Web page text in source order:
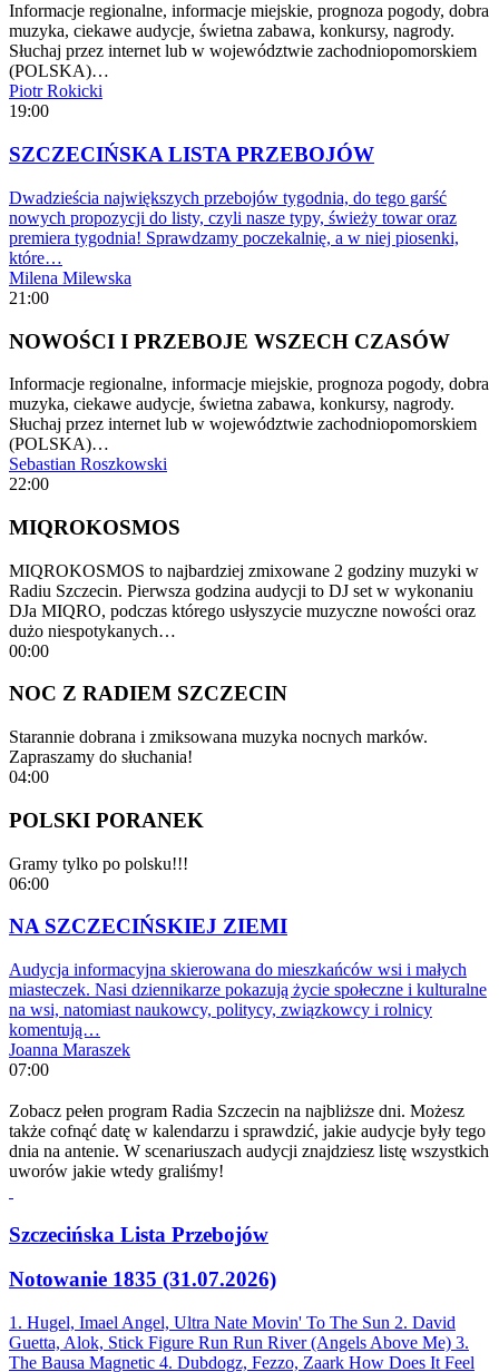
Informacje regionalne, informacje miejskie, prognoza pogody, dobra
muzyka, ciekawe audycje, świetna zabawa, konkursy, nagrody.
Słuchaj przez internet lub w województwie zachodniopomorskiem
(POLSKA)…
Piotr Rokicki
19:00
SZCZECIŃSKA LISTA PRZEBOJÓW
Dwadzieścia największych przebojów tygodnia, do tego garść
nowych propozycji do listy, czyli nasze typy, świeży towar oraz
premiera tygodnia! Sprawdzamy poczekalnię, a w niej piosenki,
które…
Milena Milewska
21:00
NOWOŚCI I PRZEBOJE WSZECH CZASÓW
Informacje regionalne, informacje miejskie, prognoza pogody, dobra
muzyka, ciekawe audycje, świetna zabawa, konkursy, nagrody.
Słuchaj przez internet lub w województwie zachodniopomorskiem
(POLSKA)…
Sebastian Roszkowski
22:00
MIQROKOSMOS
MIQROKOSMOS to najbardziej zmixowane 2 godziny muzyki w
Radiu Szczecin. Pierwsza godzina audycji to DJ set w wykonaniu
DJa MIQRO, podczas którego usłyszycie muzyczne nowości oraz
dużo niespotykanych…
00:00
NOC Z RADIEM SZCZECIN
Starannie dobrana i zmiksowana muzyka nocnych marków.
Zapraszamy do słuchania!
04:00
POLSKI PORANEK
Gramy tylko po polsku!!!
06:00
NA SZCZECIŃSKIEJ ZIEMI
Audycja informacyjna skierowana do mieszkańców wsi i małych
miasteczek. Nasi dziennikarze pokazują życie społeczne i kulturalne
na wsi, natomiast naukowcy, politycy, związkowcy i rolnicy
komentują…
Joanna Maraszek
07:00
Zobacz pełen program Radia Szczecin na najbliższe dni. Możesz
także cofnąć datę w kalendarzu i sprawdzić, jakie audycje były tego
dnia na antenie. W scenariuszach audycji znajdziesz listę wszystkich
uworów jakie wtedy graliśmy!
Szczecińska Lista Przebojów
Notowanie 1835 (31.07.2026)
1. Hugel, Imael Angel, Ultra Nate Movin' To The Sun 2. David
Guetta, Alok, Stick Figure Run Run River (Angels Above Me) 3.
The Bausa Magnetic 4. Dubdogz, Fezzo, Zaark How Does It Feel